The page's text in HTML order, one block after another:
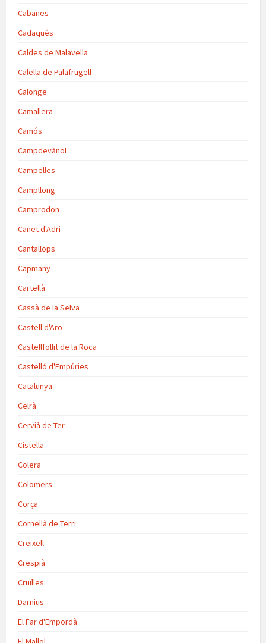
Cabanes
Cadaqués
Caldes de Malavella
Calella de Palafrugell
Calonge
Camallera
Camós
Campdevànol
Campelles
Campllong
Camprodon
Canet d'Adri
Cantallops
Capmany
Cartellà
Cassà de la Selva
Castell d'Aro
Castellfollit de la Roca
Castelló d'Empúries
Catalunya
Celrà
Cervià de Ter
Cistella
Colera
Colomers
Corça
Cornellà de Terri
Creixell
Crespià
Cruïlles
Darnius
El Far d'Empordà